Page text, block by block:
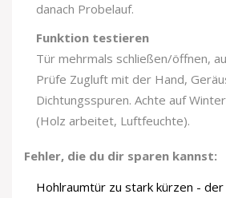
danach Probelauf.
Funktion testieren
Tür mehrmals schließen/öffnen,
Prüfe Zugluft mit der Hand,
Dichtungsspuren. Achte auf
(Holz arbeitet, Luftfeuchte).
Fehler, die du dir sparen kannst:
Hohlraumtür zu stark kürzen -